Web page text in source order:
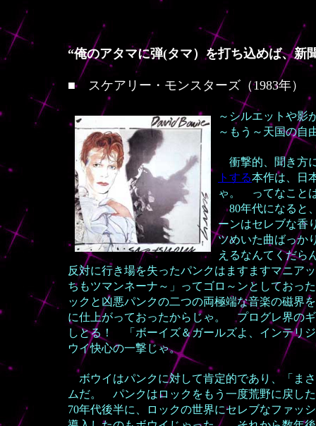
“俺のアタマに弾(タマ）を打ち込めば、新
■スケアリー・モンスターズ（1983年）
～シルエットや
～もう～天国の自
衝撃的、聞き方
トする本作は、日
ゃ。 ってなこと
80年代になると
ーンはセレブな香
ツめいた曲ばっか
えるなんてくだ
反対に行き場を失ったパンクはますますマニ
ちもツマンネーナ～」ってゴロ～ンとしてお
ックと凶悪パンクの二つの両極端な音楽の磁界
に仕上がっておったからじゃ。 プログレ界の
しとる！ 「ボーイズ＆ガールズよ、インテリ
ウイ快心の一撃じゃ。
ボウイはパンクに対して肯定的であり、「ま
ムだ。 パンクはロックをもう一度荒野に戻し
70年代後半に、ロックの世界にセレブなファッ